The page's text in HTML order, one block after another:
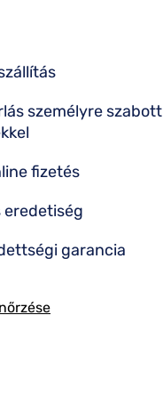
személyre szabott
fizetés
eredetiség
garancia